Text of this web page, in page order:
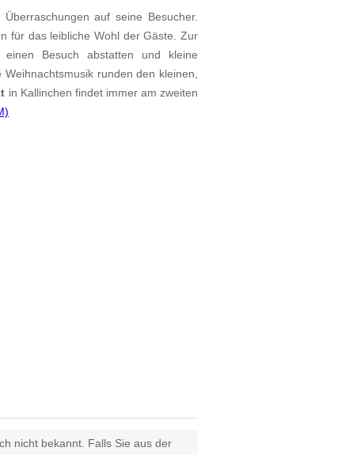
auf seine Besucher.
für das leibliche Wohl der Gäste. Zur
Besuch abstatten und kleine
runden den kleinen,
in Kallinchen findet immer am zweiten
nicht bekannt. Falls Sie aus der